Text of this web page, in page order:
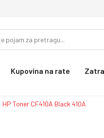
Kupovina na rate
HP Toner CF410A Black 410A